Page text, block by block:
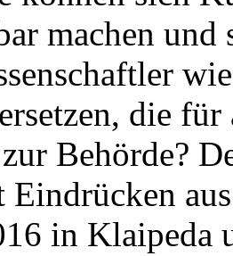
machen
die
Behörde?
in Klaipeda